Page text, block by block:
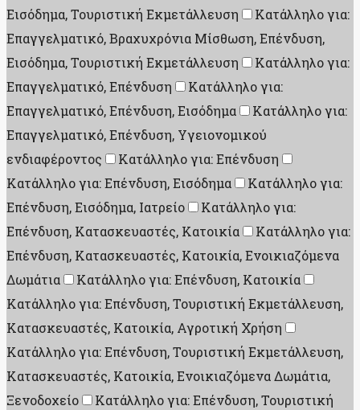
Εισόδημα, Τουριστική Εκμετάλλευση
Κατάλληλο για:
Επαγγελματικό, Βραχυχρόνια Μίσθωση, Επένδυση,
Εισόδημα, Τουριστική Εκμετάλλευση
Κατάλληλο για:
Επαγγελματικό, Επένδυση
Κατάλληλο για:
Επαγγελματικό, Επένδυση, Εισόδημα
Κατάλληλο για:
Επαγγελματικό, Επένδυση, Υγειονομικού
ενδιαφέροντος
Κατάλληλο για: Επένδυση
Κατάλληλο για: Επένδυση, Εισόδημα
Κατάλληλο για:
Επένδυση, Εισόδημα, Ιατρείο
Κατάλληλο για:
Επένδυση, Κατασκευαστές, Κατοικία
Κατάλληλο για:
Επένδυση, Κατασκευαστές, Κατοικία, Ενοικιαζόμενα
Δωμάτια
Κατάλληλο για: Επένδυση, Κατοικία
Κατάλληλο για: Επένδυση, Τουριστική Εκμετάλλευση,
Κατασκευαστές, Κατοικία, Αγροτική Χρήση
Κατάλληλο για: Επένδυση, Τουριστική Εκμετάλλευση,
Κατασκευαστές, Κατοικία, Ενοικιαζόμενα Δωμάτια,
Ξενοδοχείο
Κατάλληλο για: Επένδυση, Τουριστική